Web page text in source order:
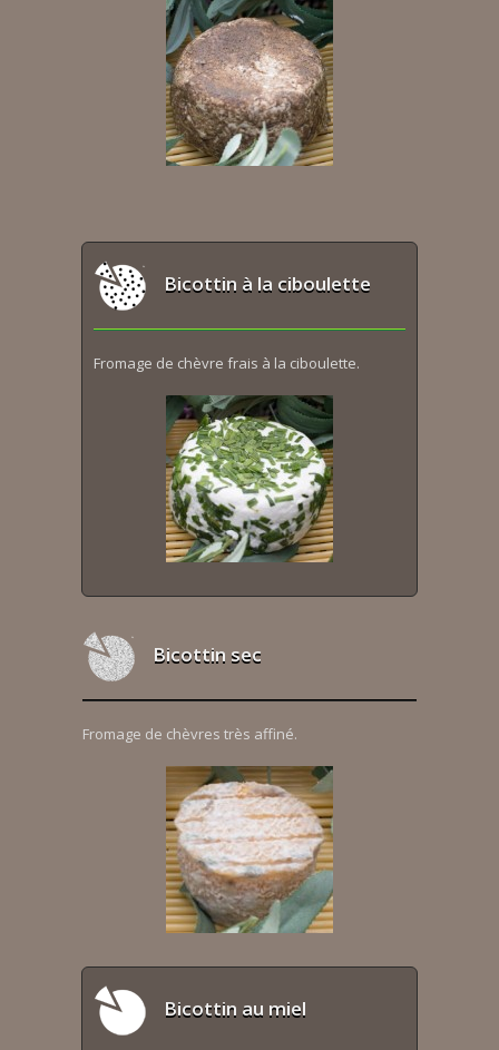
Bicottin à la ciboulette
Fromage de chèvre frais à la ciboulette.
Bicottin sec
Fromage de chèvres très affiné.
Bicottin au miel